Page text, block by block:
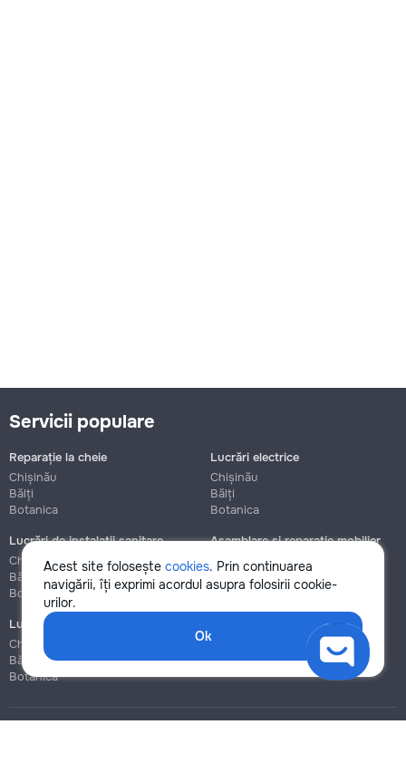
Acest site folosește cookies. Prin continuarea
navigării, îți exprimi acordul asupra folosirii cookie-
urilor.
Ok
Servicii populare
Reparație la cheie
Chișinău
Bălți
Botanica
Lucrări electrice
Chișinău
Bălți
Botanica
Lucrări de instalații sanitare
Chișinău
Bălți
Botanica
Asamblare și reparație mobilier
Chișinău
Botanica
Lucrări de construcție și instalare
Chișinău
Bălți
Botanica